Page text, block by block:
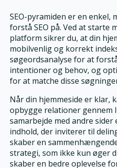
SEO-pyramiden er en enkel,
forstå SEO på. Ved at starte
platform sikrer du, at din
mobilvenlig og korrekt
søgeordsanalyse for at
intentioner og behov, og
for at matche disse
Når din hjemmeside er klar,
opbygge relationer gennem
samarbejde med andre sider
indhold, der inviterer til
skaber en
strategi, som ikke kun øger
skaber en bedre oplevelse